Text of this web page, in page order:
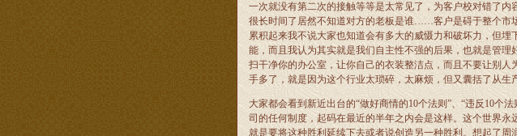
一次就没有第二次的接触等等是太常见了，为客户校对错了
很长时间了居然不知道对方的老板是谁……客户是碍于整个市
累积起来我不说大家也知道会有多大的威慑力和破坏力，但
能，而且我认为其实就是我们自主性不强的后果，也就是管
扫干净你的办公室，让你自己的衣装整洁点，而且不要让别
手多了，就是因为这个行业太琐碎，太麻烦，但又囊括了从
大家都会看到新近出台的“做好商情的10个法则”、“违反10个法
司的任何制度，起码在最近的半年之内会是这样。这个世界
就是要将这种胜利延续下去或者说创造另一种胜利。想起了